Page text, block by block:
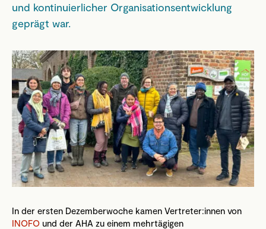
und kontinuierlicher Organisationsentwicklung
geprägt war.
In der ersten Dezemberwoche kamen Vertreter:innen von
INOFO und der AHA zu einem mehrtägigen